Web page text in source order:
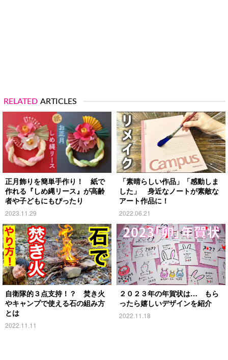
RELATED ARTICLES
正月飾りを簡単手作り！ 紙で
作れる『しめ縄リース』が高齢
者や子どもにもぴったり
2023.11.29
「素晴らしい作品」「感動しま
した」 身近なノートが素敵な
アート作品に！
2022.06.21
自衛隊的３点支持！？ 焚き火
やキャンプで使える石の組み方
とは
2022.11.11
２０２３年の年賀状は… もら
ったら嬉しいデザインを紹介
2022.11.18